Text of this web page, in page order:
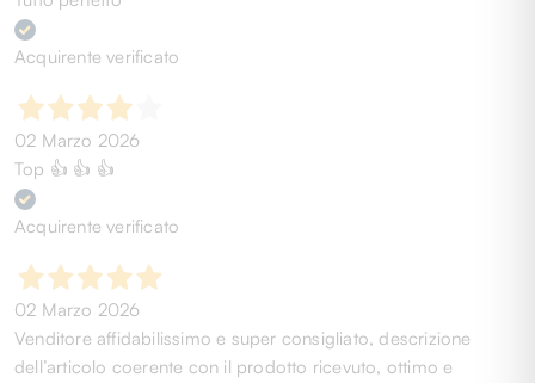
Acquirente verificato
02 Marzo 2026
Top 👍 👍 👍
Acquirente verificato
02 Marzo 2026
Venditore affidabilissimo e super consigliato, descrizione
dell’articolo coerente con il prodotto ricevuto, ottimo e